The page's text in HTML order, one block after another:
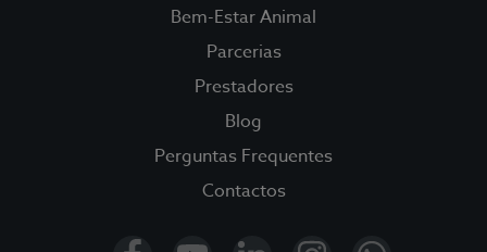
Bem-Estar Animal
Parcerias
Prestadores
Blog
Perguntas Frequentes
Contactos